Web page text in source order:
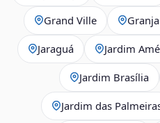
Grand Ville
Jaraguá Jardim
Jardim Brasília
Jardim das